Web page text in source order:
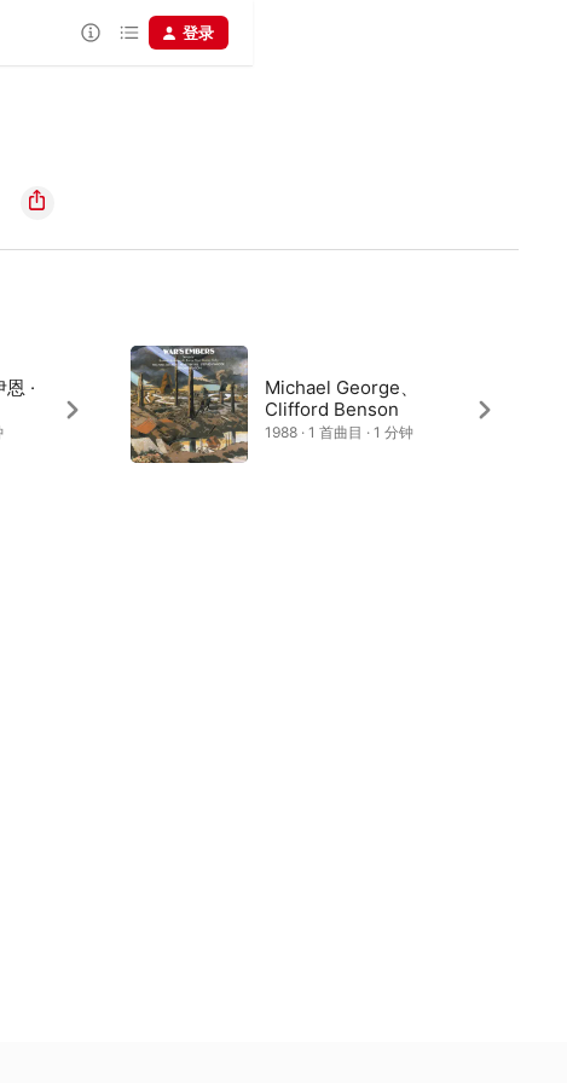
登录
·
Michael George、
Clifford Benson
1988 · 1 首曲目 · 1 分钟